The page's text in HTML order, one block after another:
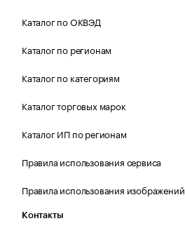
Каталог по ОКВЭД
Каталог по регионам
Каталог по категориям
Каталог торговых марок
Каталог ИП по регионам
Правила использования сервиса
Правила использования изображений
Контакты